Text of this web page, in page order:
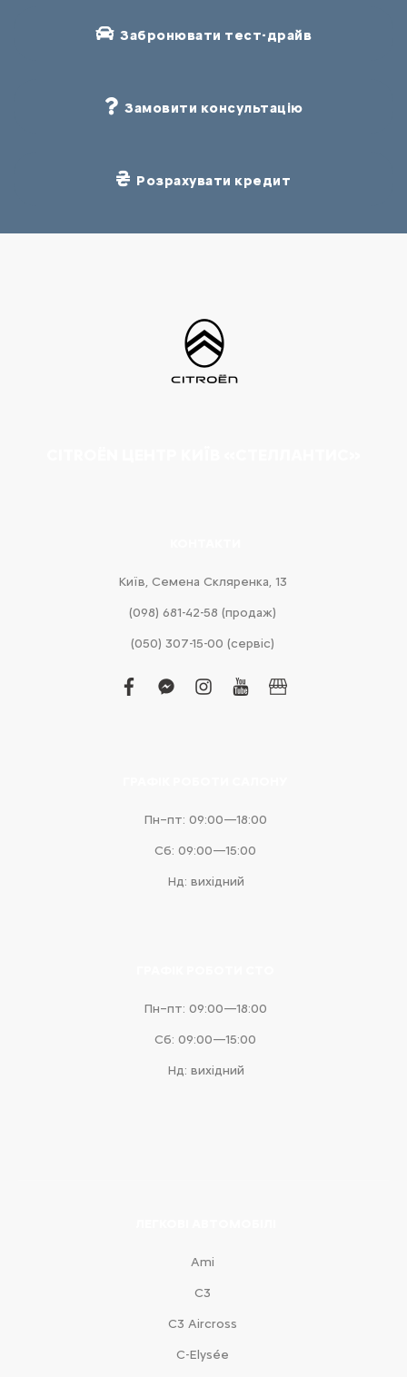
Забронювати тест-драйв
Замовити консультацію
Розрахувати кредит
Київ, Cемена Скляренка, 13
(098) 681-42-58‬ (продаж)
(050) 307-15-00 (сервіс)
facebook
facebook-
instagram
youtubebusiness
Пн–пт: 09:00—18:00
Сб: 09:00—15:00
Нд: вихідний
Пн–пт: 09:00—18:00
Сб: 09:00—15:00
Нд: вихідний
Ami
С3
С3 Aircross
C-Elysée